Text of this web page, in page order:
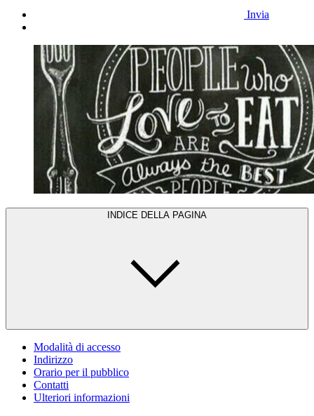
Invia
INDICE DELLA PAGINA
Modalità di accesso
Indirizzo
Orario per il pubblico
Contatti
Ulteriori informazioni